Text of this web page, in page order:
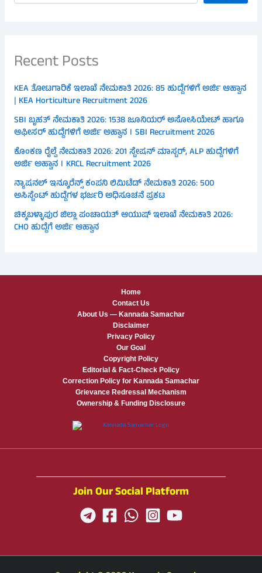
Recent Posts
KEA ತೋಟಗಾರಿಕೆ ಇಲಾಖೆ ನೇಮಕಾತಿ 2026: 85 ಹುದ್ದೆಗಳಿಗೆ ಅರ್ಜಿ ಆಹ್ವಾನ
| KEA Horticulture Recruitment 2026
SBI ಬೃಹತ್ ನೇಮಕಾತಿ 2026: 1538 ಜೂನಿಯರ್ ಅಸೋಸಿಯೇಟ್ ಹಾಗೂ
ಆಫೀಸರ್ ಹುದ್ದೆಗಳಿಗೆ ಅರ್ಜಿ ಅಹ್ವಾನ । SBI Recruitment 2026
ಕೊಂಕಣ ರೈಲ್ವೆ ನೇಮಕಾತಿ 2026: 201 ಸ್ಟೇಷನ್ ಮಾಸ್ಟರ್, ALP ಹುದ್ದೆಗಳಿಗೆ
ಅರ್ಜಿ ಅಹ್ವಾನ । KRCL Recruitment 2026
ನ್ಯಾಷನಲ್ ಇನ್ಶೂರೆನ್ಸ್ ಕಂಪನಿ ಲಿಮಿಟೆಡ್ ನೇಮಕಾತಿ 2026: 500
ಅಸಿಸ್ಟೆಂಟ್ ಹುದ್ದೆಗಳ ಭರ್ಜರಿ ಅಧಿಸೂಚನೆ ಪ್ರಕಟ
ಚಿಕ್ಕಬಳ್ಳಾಪುರ ಜಿಲ್ಲಾ ಪಂಚಾಯತ್ ಆಯುಷ್ ಇಲಾಖೆ ನೇಮಕಾತಿ 2026:
CHO ಹುದ್ದೆಗೆ ಅರ್ಜಿ ಆಹ್ವಾನ
Home
Contact Us
About Us — Kannada Samachar
Disclaimer
Privacy Policy
Our Goal
Copyright Policy
Editorial & Fact-Check Policy
Correction Policy for Kannada Samachar
Grievance Redressal Mechanism
Ownership & Funding Disclosure
Join Our Social Platform